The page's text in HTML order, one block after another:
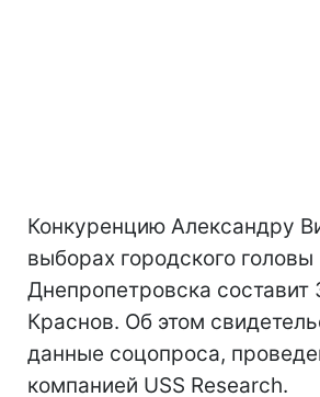
Конкуренцию Александру
выборах городского головы
Днепропетровска составит
Краснов. Об этом
данные соцопроса,
компанией USS Reseаrch.